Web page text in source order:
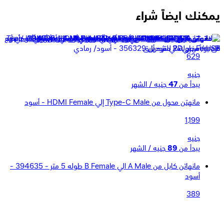
يمكنك ايضاً شراء
مانهاتن 462617 حامل لاب توب أو تابلت قابل للتعديل - أسود
629
جنيه
يبدأ من 47 جنيه / الشهر
مانهتن محول من Type-C Male إلي HDMI Female - أسود
1,199
جنيه
يبدأ من 89 جنيه / الشهر
مانهاتن كابل من A Male الي B Female طوله 5 متر - 394635 -
أسود
389